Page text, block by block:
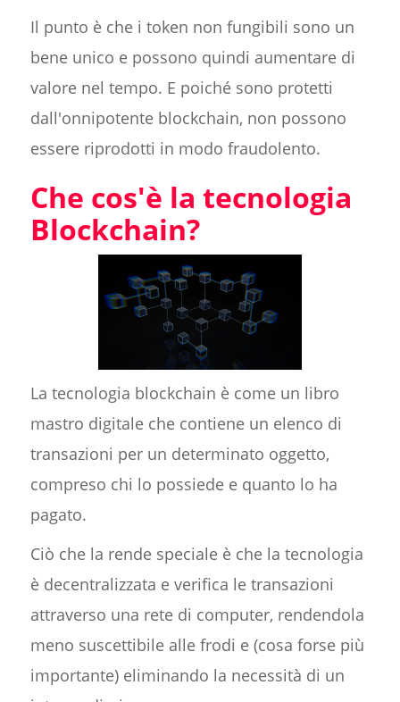
Il punto è che i token non fungibili sono un
bene unico e possono quindi aumentare di
valore nel tempo. E poiché sono protetti
dall'onnipotente blockchain, non possono
essere riprodotti in modo fraudolento.
Che cos'è la tecnologia
Blockchain?
La tecnologia blockchain è come un libro
mastro digitale che contiene un elenco di
transazioni per un determinato oggetto,
compreso chi lo possiede e quanto lo ha
pagato.
Ciò che la rende speciale è che la tecnologia
è decentralizzata e verifica le transazioni
attraverso una rete di computer, rendendola
meno suscettibile alle frodi e (cosa forse più
importante) eliminando la necessità di un